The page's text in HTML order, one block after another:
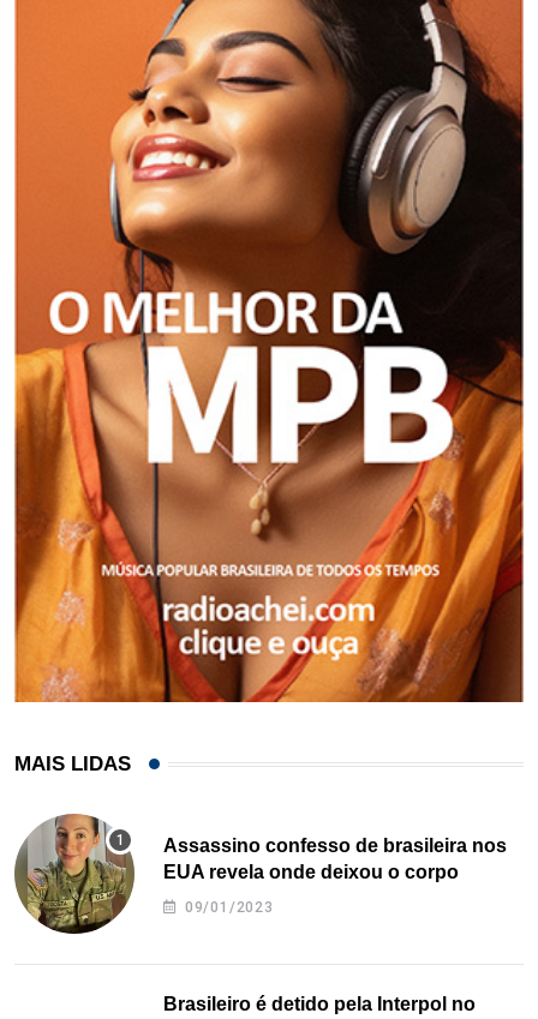
MAIS LIDAS
Assassino confesso de brasileira nos
EUA revela onde deixou o corpo
09/01/2023
Brasileiro é detido pela Interpol no